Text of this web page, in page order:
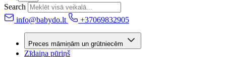
Search
info@babydo.lt
+37069832905
Preces māmiņām un grūtniecēm
Zīdaiņa pūriņš